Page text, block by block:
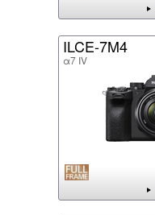
ILCE-7M4
α7 IV